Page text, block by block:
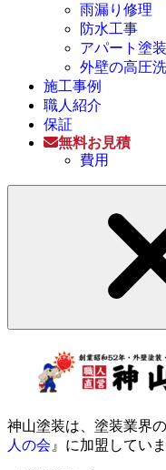
雨漏り修理
防水工事
アパート塗装
外壁の高圧
施工事例
職人紹介
保証
無料お見積
費用
神山塗装は、塗装業界
人の会 』に加盟していま